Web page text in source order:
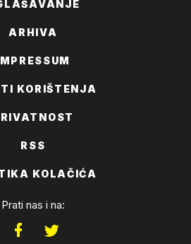
ARHIVA
KORIŠTENJA
RSS
KOLAČIĆA
Prati nas i na: